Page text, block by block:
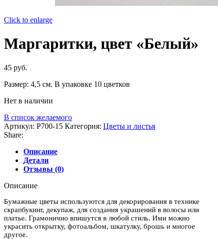
Click to enlarge
Маргаритки, цвет «Белый»
45 руб.
Размер: 4,5 см. В упаковке 10 цветков
Нет в наличии
В список желаемого
Артикул: P700-15 Категория: Цветы и листья
Share:
Описание
Детали
Отзывы (0)
Описание
Бумажные цветы используются для декорирования в технике
скрапбукинг, декупаж, для создания украшений в волосы или
платье. Грамонично впишутся в любой стиль. Ими можно
украсить открытку, фотоальбом, шкатулку, брошь и многое
другое.